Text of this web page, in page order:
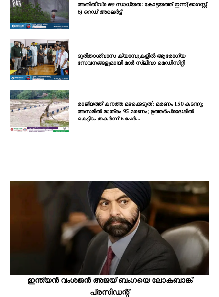
അതിതീവ്ര മഴ സാധ്യത: കോട്ടയത്ത് ഇന്ന്(ഓഗസ്റ്റ്
6) റെഡ് അലെർട്ട്
ദുരിതാശ്വാസ ക്യാമ്പുകളിൽ ആരോഗ്യ
സേവനങ്ങളുമായി മാർ സ്ലീവാ മെഡിസിറ്റി
രാജ്യത്ത് കനത്ത മഴക്കെടുതി: മരണം 150 കടന്നു;
അസമിൽ മാത്രം 95 മരണം; ഉത്തർപ്രദേശിൽ
കെട്ടിടം തകർന്ന് 6 പേർ...
ഇന്ത്യൻ വംശജൻ അജയ് ബംഗയെ ലോകബാങ്ക്
പ്രസിഡന്റ്